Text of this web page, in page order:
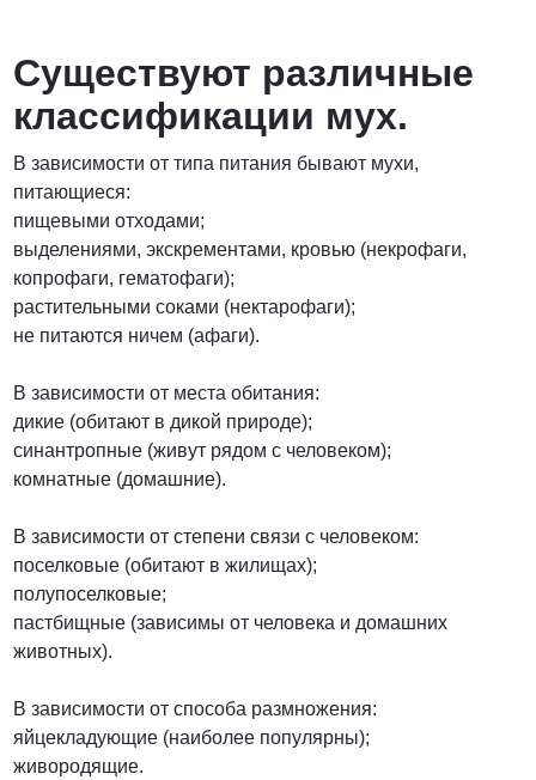
ПОЗВОНИТЬ
ПОЗВОНИТЬ
договорная
ПОЗВОНИТЬ
ПОЗВОНИТЬ
Существуют различные
классификации мух.
В зависимости от типа питания бывают мухи,
питающиеся:
пищевыми отходами;
выделениями, экскрементами, кровью (некрофаги,
копрофаги, гематофаги);
растительными соками (нектарофаги);
не питаются ничем (афаги).
В зависимости от места обитания:
дикие (обитают в дикой природе);
синантропные (живут рядом с человеком);
комнатные (домашние).
В зависимости от степени связи с человеком:
поселковые (обитают в жилищах);
полупоселковые;
пастбищные (зависимы от человека и домашних
животных).
В зависимости от способа размножения:
яйцекладующие (наиболее популярны);
живородящие.